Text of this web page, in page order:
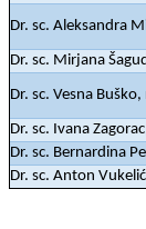
Dr. sc. Aleksandra
Dr. sc. Mirjana
Dr. sc. Vesna
Dr. sc. Ivana
Dr. sc. Bernardina
Dr. sc. Anton